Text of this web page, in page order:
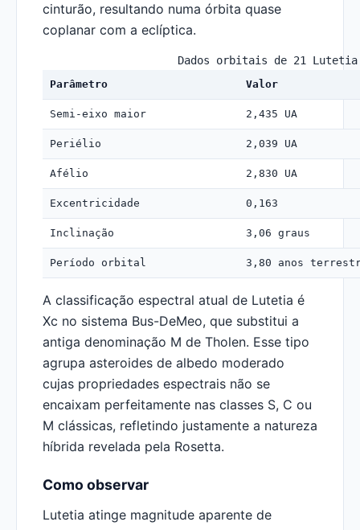
cinturão, resultando numa órbita quase
coplanar com a eclíptica.
Dados orbitais de 21 Lutetia
Parâmetro Valor
Semi-eixo maior 2,435 UA
Periélio 2,039 UA
Afélio 2,830 UA
Excentricidade 0,163
Inclinação 3,06 graus
Período orbital 3,80 anos
A classificação espectral atual de Lutetia é
Xc no sistema Bus-DeMeo, que substitui a
antiga denominação M de Tholen. Esse tipo
agrupa asteroides de albedo moderado
cujas propriedades espectrais não se
encaixam perfeitamente nas classes S, C ou
M clássicas, refletindo justamente a natureza
híbrida revelada pela Rosetta.
Como observar
Lutetia atinge magnitude aparente de